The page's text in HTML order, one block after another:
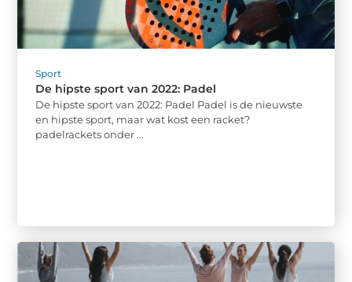
Sport
De hipste sport van 2022: Padel
De hipste sport van 2022: Padel Padel is de nieuwste
en hipste sport, maar wat kost een racket?
padelrackets onder ...